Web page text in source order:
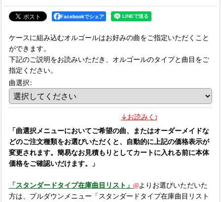
Facebookでシェア
ケースに組み込むオルゴールはお好みの曲をご指定いただくこと
ができます。
下記のご説明をお読みいただき、オルゴールのタイプと曲目をご
指定ください。
曲選択:
↓お読みください↓
「曲選択メニューにおいてご希望の曲、またはオーダーメイドな
どのご注文種類をお選びいただくと、自動的に上記の価格表示が
変更されます。簡易なお見積もりとしてカートに入れる前に本体
価格をご確認いだけます。」
「スタンダードタイプ在庫曲目リスト」
よりお選びいただいた
方は、プルダウンメニュー「スタンダードタイプ在庫曲目リスト